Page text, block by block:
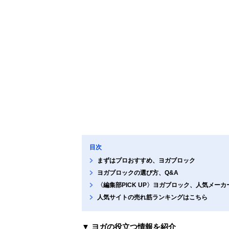
目次
まずはプロおすすめ、ヨガブロック
ヨガブロックの選び方、Q&A
〈編集部PICK UP〉ヨガブロック、人気メーカ
人気サイトの売れ筋ランキングはこちら
▼ ヨガの役立つ情報を紹介